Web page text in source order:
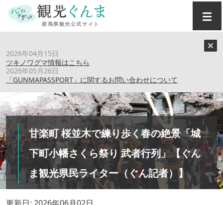
2026年04月15日
ツキノワグマ情報はこちら
2026年05月26日
「GUNMAPASSPORT」に関するお問い合わせについて
甘楽町 桜並木で練り歩く春の絶景「城下町小幡さくら祭り
武者行列」【ぐんま観光県民ライター（ぐん記者）】
甘楽町 桜並木で練り歩く春の絶景「城
下町小幡さくら祭り 武者行列」【ぐん
ま観光県民ライター（ぐん記者）】